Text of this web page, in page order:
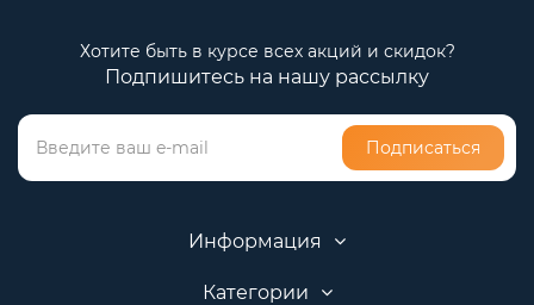
Хотите быть в курсе всех акций и скидок?
Подпишитесь на нашу рассылку
Подписаться
Информация
Категории